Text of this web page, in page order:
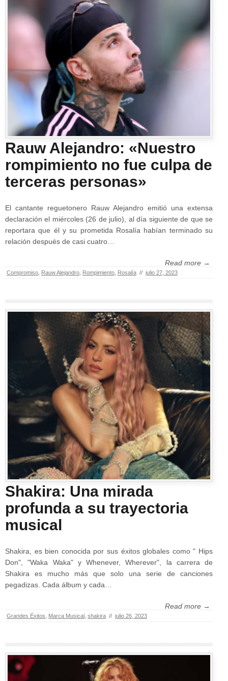
Rauw Alejandro: «Nuestro
rompimiento no fue culpa de
terceras personas»
El cantante reguetonero Rauw Alejandro emitió una extensa
declaración el miércoles (26 de julio), al día siguiente de que se
reportara que él y su prometida Rosalía habían terminado su
relación después de casi cuatro…
Read more →
Compromiso, Rauw Alejandro, Rompimiento, Rosalía // julio 27, 2023
Shakira: Una mirada
profunda a su trayectoria
musical
Shakira, es bien conocida por sus éxitos globales como " Hips
Don", "Waka Waka" y Whenever, Wherever", la carrera de
Shakira es mucho más que solo una serie de canciones
pegadizas. Cada álbum y cada…
Read more →
Grandes Éxitos, Marca Musical , shakira // julio 26, 2023